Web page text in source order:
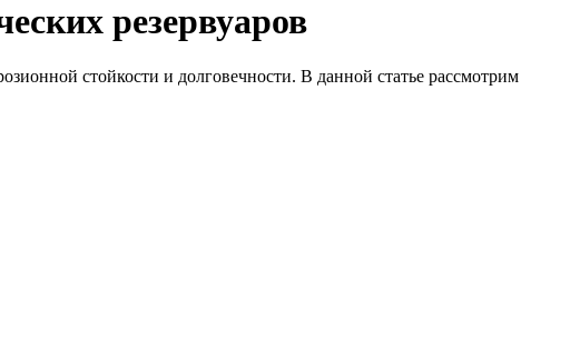
резервуаров
стойкости и долговечности. В данной статье рассмотрим